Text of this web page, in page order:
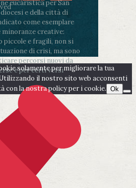
eucaristica per San
e della città di
come esemplare
minoranze creative:
piccole e fragili, non si
di crisi, ma sono
percorsi nuovi da
e per certi versi
solamente per migliorare la tua
il nostro sito web acconsenti
con la nostra policy per i cookie. Ok